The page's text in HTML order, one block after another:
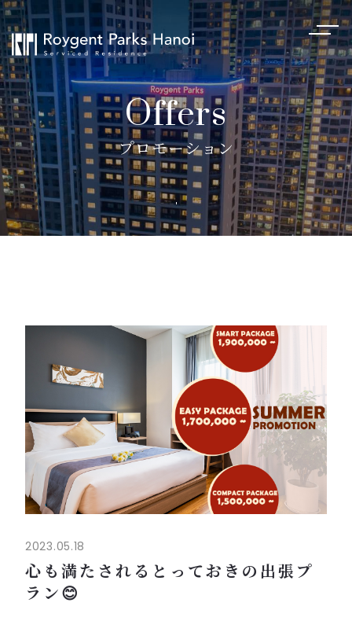
Offers
プロモーション
2023.05.18
心も満たされるとっておきの出張プ
ラン😊